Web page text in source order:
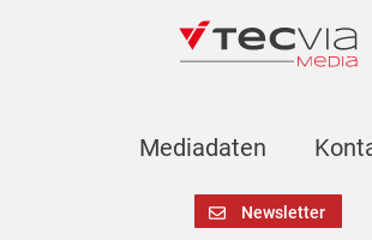
Mediadaten
Newsletter